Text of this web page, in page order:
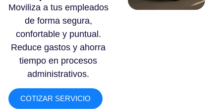
Moviliza a tus empleados
de forma segura,
confortable y puntual.
Reduce gastos y ahorra
tiempo en procesos
administrativos.
COTIZAR SERVICIO